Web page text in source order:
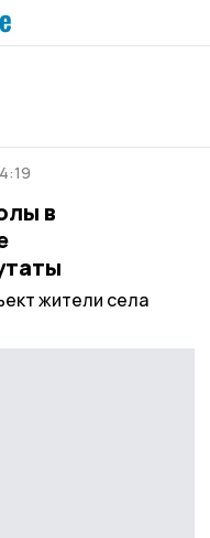
в
жители села